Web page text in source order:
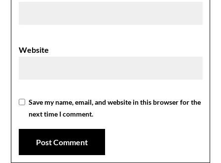
Website
Save my name, email, and website in this browser for the
next time I comment.